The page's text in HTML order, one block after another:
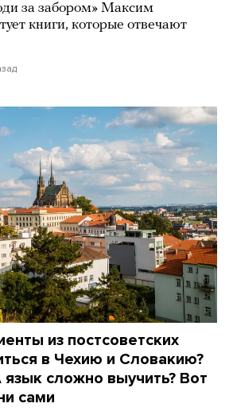
за забором» Максим
книги, которые отвечают
из постсоветских
в Чехию и Словакию?
сложно выучить? Вот
сами